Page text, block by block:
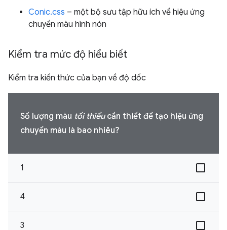
Conic.css – một bộ sưu tập hữu ích về hiệu ứng
chuyển màu hình nón
Kiểm tra mức độ hiểu biết
Kiểm tra kiến thức của bạn về độ dốc
Số lượng màu tối thiểucần thiết để tạo hiệu ứng
chuyển màu là bao nhiêu?
1
4
3